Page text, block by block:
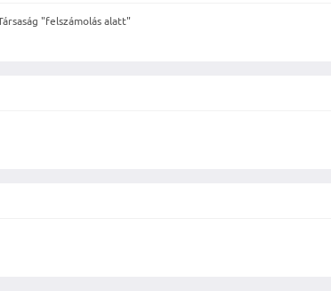
"felszámolás alatt"